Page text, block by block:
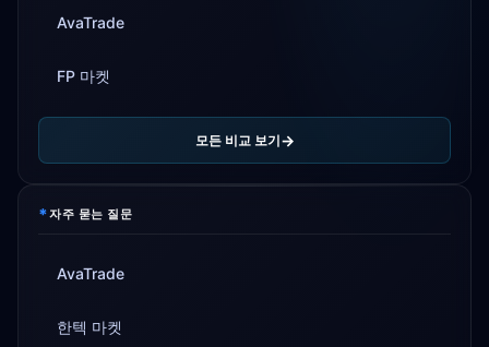
AvaTrade
FP 마켓
모든 비교 보기
*자주 묻는 질문
AvaTrade
한텍 마켓